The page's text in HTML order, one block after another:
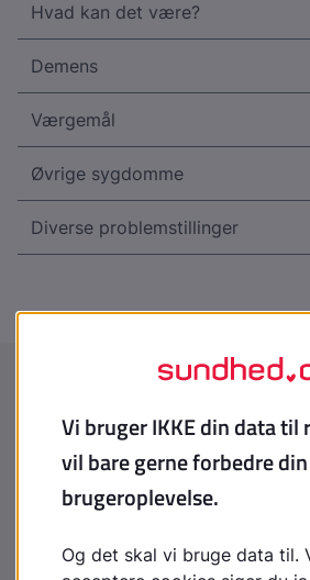
Hvad kan det være?
Demens
Værgemål
Øvrige sygdomme
Diverse problemstillinger